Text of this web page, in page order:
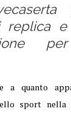
replica e
a quanto
sport nella